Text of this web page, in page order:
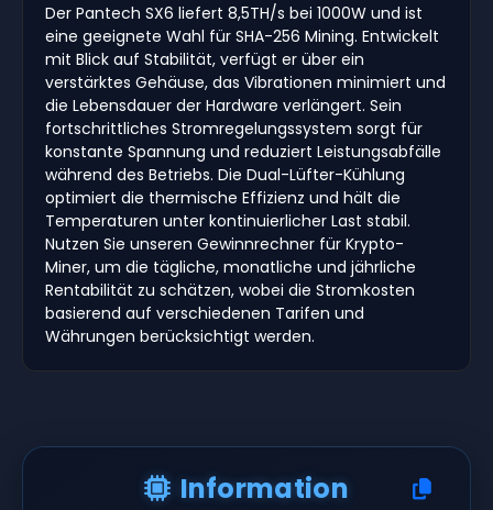
Der Pantech SX6 liefert 8,5TH/s bei 1000W und ist
eine geeignete Wahl für SHA-256 Mining. Entwickelt
mit Blick auf Stabilität, verfügt er über ein
verstärktes Gehäuse, das Vibrationen minimiert und
die Lebensdauer der Hardware verlängert. Sein
fortschrittliches Stromregelungssystem sorgt für
konstante Spannung und reduziert Leistungsabfälle
während des Betriebs. Die Dual-Lüfter-Kühlung
optimiert die thermische Effizienz und hält die
Temperaturen unter kontinuierlicher Last stabil.
Nutzen Sie unseren Gewinnrechner für Krypto-
Miner, um die tägliche, monatliche und jährliche
Rentabilität zu schätzen, wobei die Stromkosten
basierend auf verschiedenen Tarifen und
Währungen berücksichtigt werden.
Information